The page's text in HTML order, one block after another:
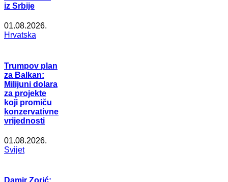
iz Srbije
01.08.2026.
Hrvatska
Trumpov plan
za Balkan:
Milijuni dolara
za projekte
koji promiču
konzervativne
vrijednosti
01.08.2026.
Svijet
Damir Zorić: